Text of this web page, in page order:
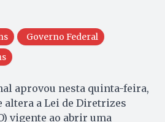
Governo Federal
aprovou nesta quinta-feira,
altera a Lei de Diretrizes
vigente ao abrir uma